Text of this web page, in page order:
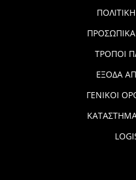
ΤΡΟΠΟΙ
ΕΞΟΔΑ
ΓΕΝΙΚΟΙ